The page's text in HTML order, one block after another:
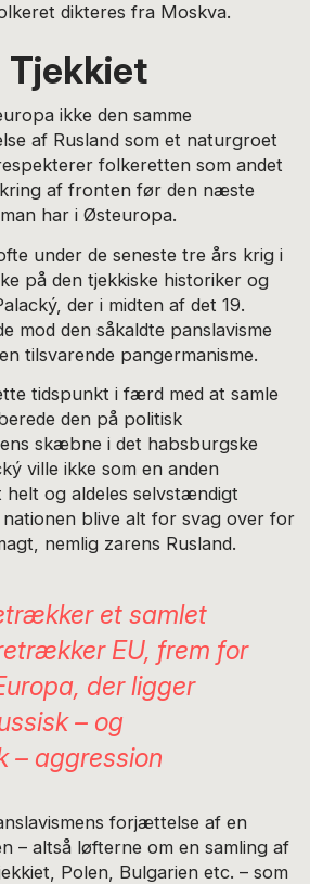
dikteres fra Moskva.
ikke den samme
af Rusland som et naturgroet
folkeretten som andet
af fronten før den næste
har i Østeuropa.
under de seneste tre års krig i
på den tjekkiske historiker og
der i midten af det 19.
mod den såkaldte panslavisme
tilsvarende pangermanisme.
tidspunkt i færd med at samle
den på politisk
skæbne i det habsburgske
ville ikke som en anden
og aldeles selvstændigt
blive alt for svag over for
nemlig zarens Rusland.
et samlet
EU, frem for
der ligger
– og
– aggression
forjættelse af en
– altså løfterne om en samling af
Polen, Bulgarien etc. – som